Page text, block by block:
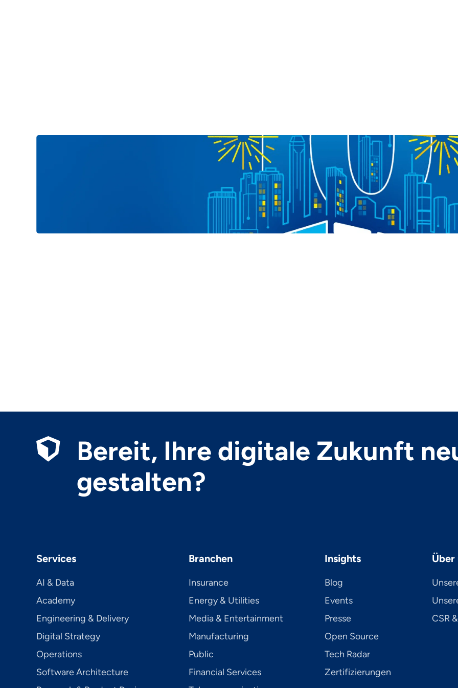
IT-Tage Frankfurt
Location:
Remote
Bereit, Ihre digitale Zukunft
gestalten?
Services
AI & Data
Academy
Engineering & Delivery
Digital Strategy
Operations
Software Architecture
Branchen
Insurance
Energy & Utilities
Media & Entertainment
Manufacturing
Public
Financial Services
Insights
Blog
Events
Presse
Open Source
Tech Radar
Zertifizierungen
Über
CSR